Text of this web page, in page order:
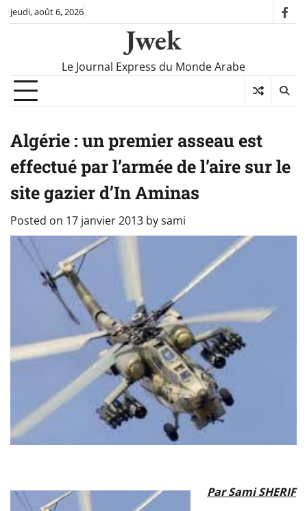
Skipjeudi, août 6, 2026
Jwek
Le Journal Express du Monde Arabe
Algérie : un premier asseau est
effectué par l’armée de l’aire sur le
site gazier d’In Aminas
Posted on 17 janvier 2013 bysami
Par Sami SHERIF